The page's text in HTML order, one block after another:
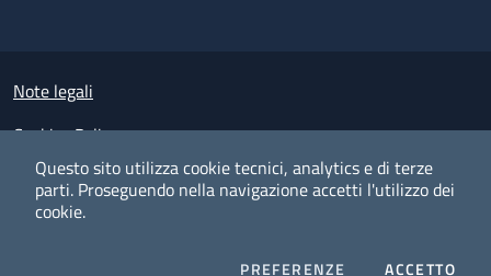
Questo sito utilizza cookie tecnici, analytics e di terze
parti. Proseguendo nella navigazione accetti l'utilizzo dei
cookie.
PREFERENZE COOKIESACCETTOI
Small prints
Note legali
Cookies Policy
Policy privacy e protezione del dato personale
Albo pretorio on-line